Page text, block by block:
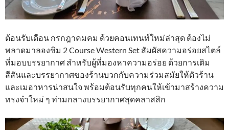
ต้อนรับเดือน กรกฎาคมคม ด้วยคอนเทนท์ใหม่ล่าสุด ต้องไม่
พลาดมาลองชิม 2 Course Western Set สัมผัสความอร่อยสไตล์
ที่มอบบรรยากาศ สำหรับผู้ที่มองหาความอร่อย ด้วยการเติม
สีสันและบรรยากาศของร้านบวกกับความร่วมสมัยให้ตัวร้าน
และเมอาหารน่าสนใจ พร้อมต้อนรับทุกคนให้เข้ามาสร้างความ
ทรงจำใหม่ ๆ ท่ามกลางบรรยากาศสุดคลาสสิก